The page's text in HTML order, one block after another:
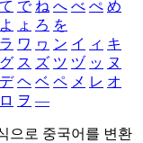
て で ね へ べ ぺ め
よ ょ ろ を
ラ ワ ヮ ン イ ィ キ
グ ス ズ ツ ヅ ッ ヌ
デ ヘ ベ ペ メ レ オ
ロ ヲ ―
으로 중국어를 변환